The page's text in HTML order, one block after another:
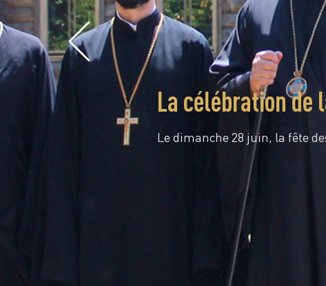
La célébration de
Le dimanche 28 juin, la fête